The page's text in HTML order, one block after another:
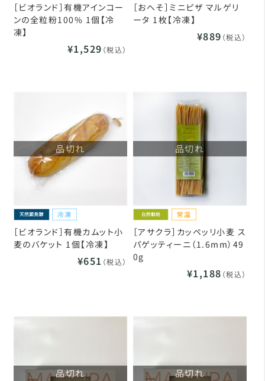
［ビオランド］有機アインコー
ンの全粒粉100% 1個【冷
凍】
¥1,529 （税込）
［おへそ］ミニピザ マルゲリ
ータ 1枚【冷凍】
¥889 （税込）
品切れ
［ビオランド］有機カムット小
麦のバケット 1個【冷凍】
¥651 （税込）
品切れ
［アサクラ］カッペッリ小麦 ス
パゲッティーニ（1.6mm）49
0g
¥1,188 （税込）
品切れ 品切れ